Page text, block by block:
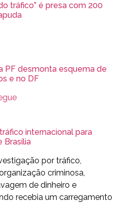
tráfico” é presa com 200
PF desmonta esquema de
e no DF
internacional para
Brasília
por tráfico,
criminosa,
de dinheiro e
recebia um carregamento